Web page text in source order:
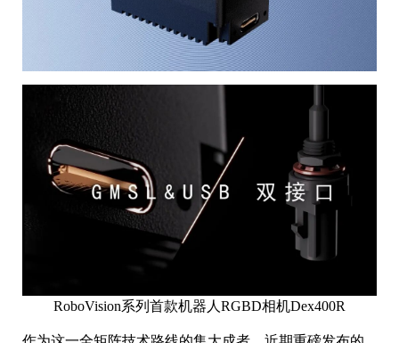
RoboVision系列首款机器人RGBD相机Dex400R